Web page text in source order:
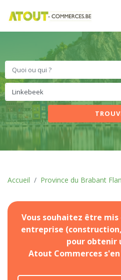
Accueil Province du Brabant
Vous souhaitez être
entreprise
pour obtenir
Atout Commerces